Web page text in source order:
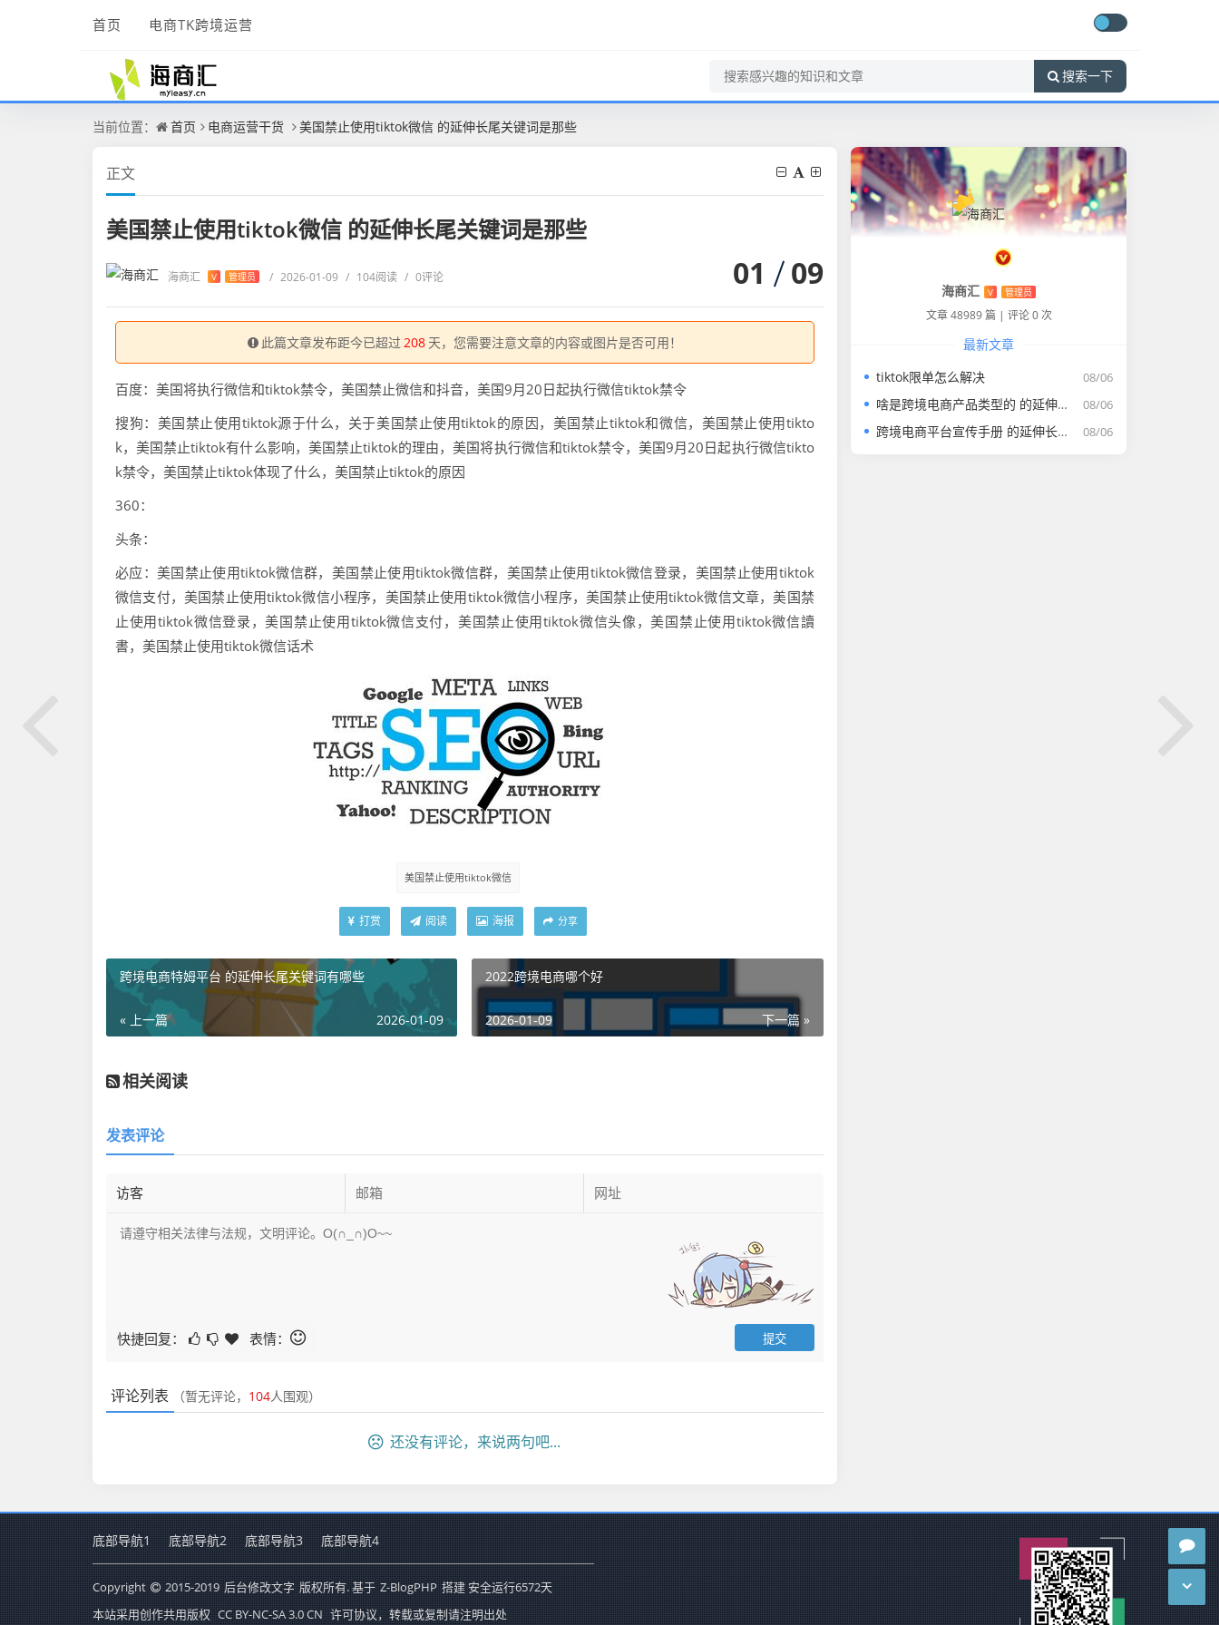
首页 电商TK跨境运营
搜索一下
当前位置： 首页 电商运营干货 美国禁止使用tiktok微信 的延伸长尾关键词是那些
正文
美国禁止使用tiktok微信 的延伸长尾关键词是那些
海商汇 V 管理员 / 2026-01-09 / 104阅读 / 0评论 01 09
此篇文章发布距今已超过 208 天，您需要注意文章的内容或图片是否可用！
百度：美国将执行微信和tiktok禁令，美国禁止微信和抖音，美国9月20日起执行微信tiktok禁令
搜狗：美国禁止使用tiktok源于什么，关于美国禁止使用tiktok的原因，美国禁止tiktok和微信，美国禁止使用tikto
k，美国禁止tiktok有什么影响，美国禁止tiktok的理由，美国将执行微信和tiktok禁令，美国9月20日起执行微信tikto
k禁令，美国禁止tiktok体现了什么，美国禁止tiktok的原因
360：
头条：
必应：美国禁止使用tiktok微信群，美国禁止使用tiktok微信群，美国禁止使用tiktok微信登录，美国禁止使用tiktok
微信支付，美国禁止使用tiktok微信小程序，美国禁止使用tiktok微信小程序，美国禁止使用tiktok微信文章，美国禁
止使用tiktok微信登录，美国禁止使用tiktok微信支付，美国禁止使用tiktok微信头像，美国禁止使用tiktok微信讀
書，美国禁止使用tiktok微信话术
美国禁止使用tiktok微信
打赏 阅读 海报 分享
跨境电商特姆平台 的延伸长尾关键词有哪些
« 上一篇 2026-01-09
2022跨境电商哪个好
下一篇 »
2026-01-09
相关阅读
发表评论
快捷回复： 表情：
评论列表 （暂无评论， 104人围观）
还没有评论，来说两句吧...
海商汇 V 管理员
文章 48989 篇 | 评论 0 次
最新文章
08/06
tiktok限单怎么解决
08/06
啥是跨境电商产品类型的 的延伸长尾关键词有哪些
08/06
跨境电商平台宣传手册 的延伸长尾关键词是那些
底部导航1 底部导航2 底部导航3 底部导航4
Copyright 2015-2019 后台修改文字 版权所有. 基于 Z-BlogPHP 搭建 安全运行6572天
本站采用创作共用版权 CC BY-NC-SA 3.0 CN 许可协议，转载或复制请注明出处